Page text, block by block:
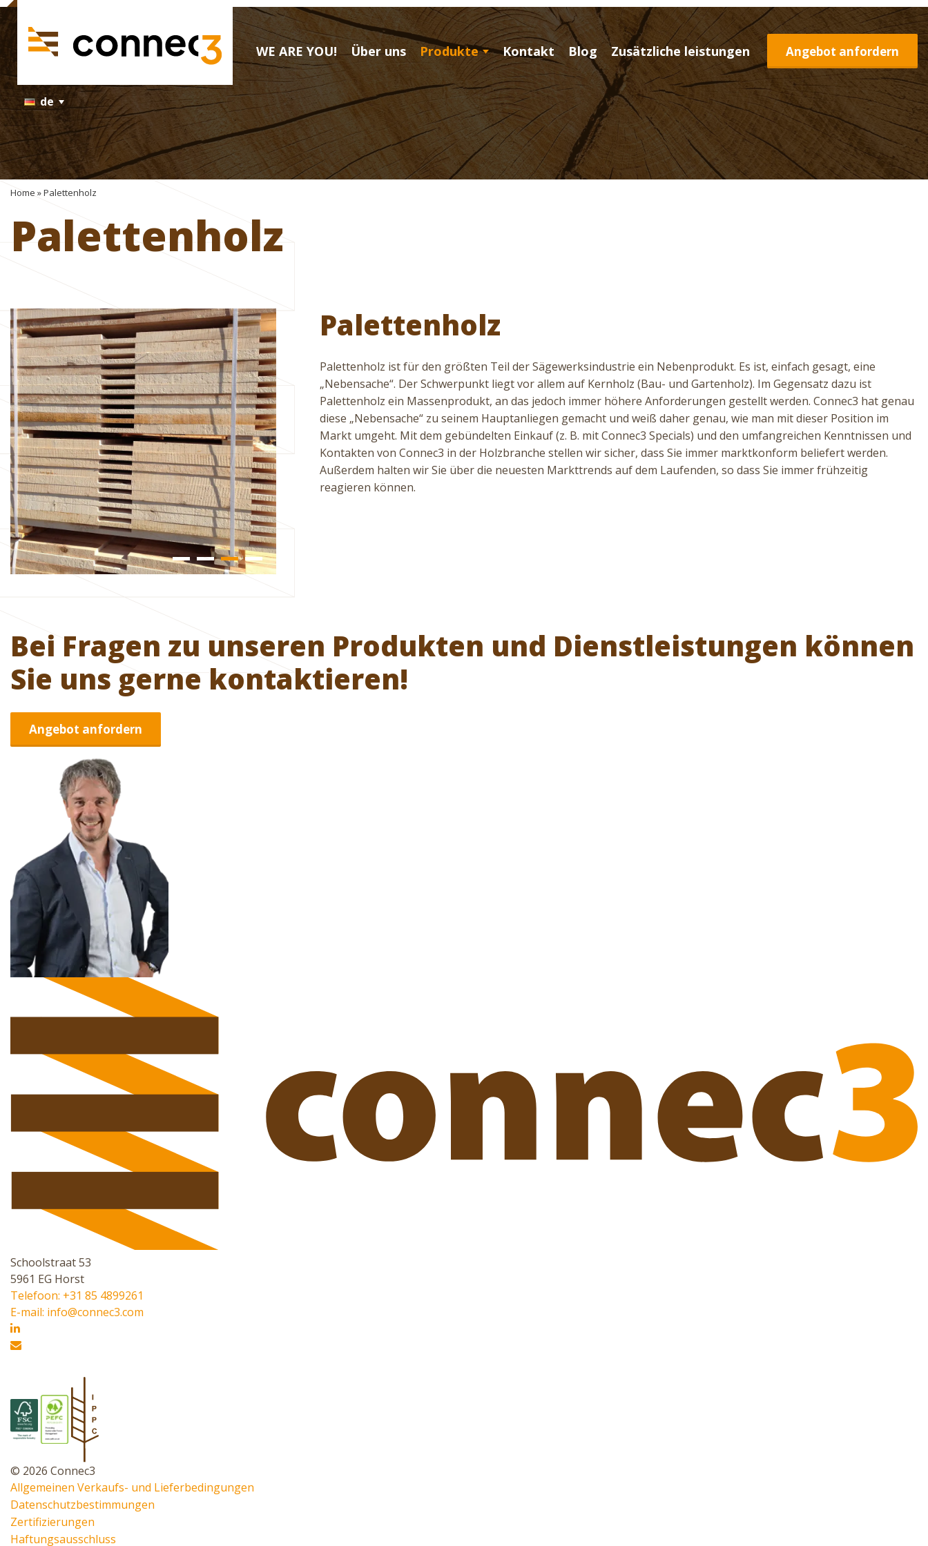
WE ARE YOU! Über uns Produkte Kontakt Blog Zusätzliche leistungen Angebot anfordern
de
Home »Palettenholz
Palettenholz
Palettenholz
Palettenholz ist für den größten Teil der Sägewerksindustrie ein Nebenprodukt. Es ist, einfach gesagt, eine
„Nebensache“. Der Schwerpunkt liegt vor allem auf Kernholz (Bau- und Gartenholz). Im Gegensatz dazu ist
Palettenholz ein Massenprodukt, an das jedoch immer höhere Anforderungen gestellt werden. Connec3 hat genau
diese „Nebensache“ zu seinem Hauptanliegen gemacht und weiß daher genau, wie man mit dieser Position im
Markt umgeht. Mit dem gebündelten Einkauf (z. B. mit Connec3 Specials) und den umfangreichen Kenntnissen und
Kontakten von Connec3 in der Holzbranche stellen wir sicher, dass Sie immer marktkonform beliefert werden.
Außerdem halten wir Sie über die neuesten Markttrends auf dem Laufenden, so dass Sie immer frühzeitig
reagieren können.
Bei Fragen zu unseren Produkten und Dienstleistungen können
Sie uns gerne kontaktieren!
Angebot anfordern
Schoolstraat 53
5961 EG Horst
Telefoon: +31 85 4899261
E-mail: info@connec3.com
© 2026 Connec3
Allgemeinen Verkaufs- und Lieferbedingungen
Datenschutzbestimmungen
Zertifizierungen
Haftungsausschluss